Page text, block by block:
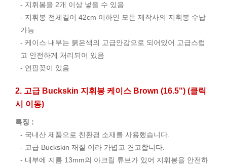
- 지휘봉을 2개 이상 넣을 수 있음
- 지휘봉 전체길이 42cm 이하인 모든 제작사의 지휘봉 수납
가능
- 케이스 내부는 붉은색의 고급안감으로 되어있어 고급스럽
고 안전하게 처리되어 있음
- 연필꽂이 있음
2. 고급 Buckskin 지휘봉 케이스 Brown (16.5") (클릭
시 이동)
특징 :
- 국내산 제품으로 친환경 소재를 사용했습니다.
- 고급 Buckskin 재질 이라 가볍고 견고합니다.
- 내부에 지름 13mm의 아크릴 튜브가 있어 지휘봉을 안전하